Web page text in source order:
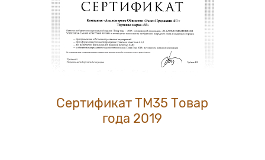
Сертификат ТМ35 Товар
года 2019